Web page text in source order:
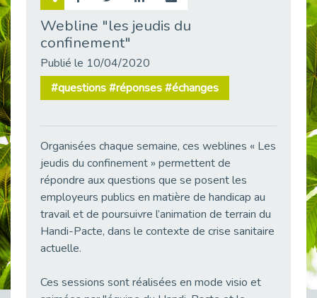
Publié le 30/05/2026
Publié le 21/05/2026
L’alternance : un levier stratégique pour recruter et inclure durablement
Publié le 18/05/2026
Fibromyalgie : Quand la douleur invisible s’invite au bureau
Publié le 12/05/2026
Publié le 12/05/2026
Webline "les jeudis du
confinement"
Publié le 10/04/2020
#questions #réponses #échanges
Organisées chaque semaine, ces weblines « Les
jeudis du confinement » permettent de
répondre aux questions que se posent les
employeurs publics en matière de handicap au
travail et de poursuivre l’animation de terrain du
Handi-Pacte, dans le contexte de crise sanitaire
actuelle.
Ces sessions sont réalisées en mode visio et